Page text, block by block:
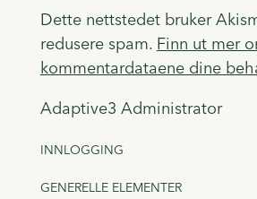
Dette nettstedet bruker
redusere spam. Finn ut mer
kommentardataene dine
Adaptive3 Administrator
INNLOGGING
GENERELLE ELEMENTER